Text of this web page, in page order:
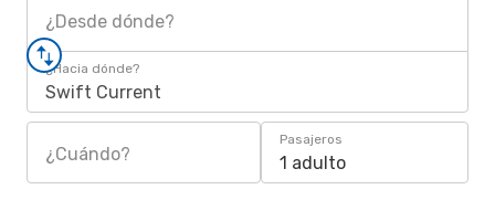
¿Desde dónde?
¿Hacia dónde?
Swift Current
¿Cuándo?
Pasajeros
1 adulto